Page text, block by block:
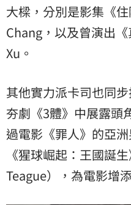
大樑，分別是影集《
Chang，以及曾演出
Xu。
其他實力派卡司也同
夯劇《3體》中展露頭
過電影《罪人》的亞
《猩球崛起：王國誕
Teague），為電影增